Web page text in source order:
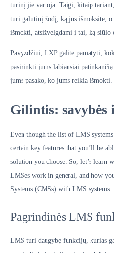
turinį jie vartoja. Taigi, kitaip
turi galutinį žodį, ką jūs išmoksite,
išmokti, atsižvelgdami į tai, ką siūlo
Pavyzdžiui, LXP galite pamatyti,
pasirinkti jums labiausiai
jums pasako, ko jums reikia išmokti.
Gilintis: savybės
Even though the list of LMS
certain key features that you’ll be
solution you choose. So, let’s learn
LMSes work in general, and how
Systems (CMSs) with LMS systems.
Pagrindinės LMS
LMS turi daugybę funkcijų, kurias